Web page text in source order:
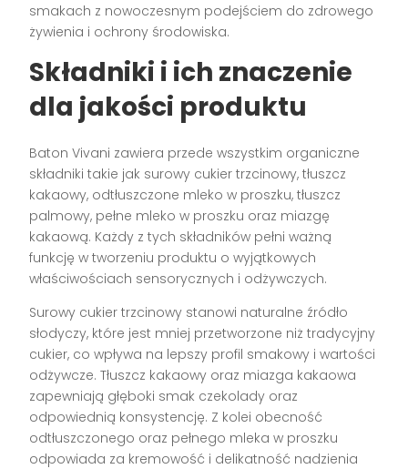
smakach z nowoczesnym podejściem do zdrowego
żywienia i ochrony środowiska.
Składniki i ich znaczenie
dla jakości produktu
Baton Vivani zawiera przede wszystkim organiczne
składniki takie jak surowy cukier trzcinowy, tłuszcz
kakaowy, odtłuszczone mleko w proszku, tłuszcz
palmowy, pełne mleko w proszku oraz miazgę
kakaową. Każdy z tych składników pełni ważną
funkcję w tworzeniu produktu o wyjątkowych
właściwościach sensorycznych i odżywczych.
Surowy cukier trzcinowy stanowi naturalne źródło
słodyczy, które jest mniej przetworzone niż tradycyjny
cukier, co wpływa na lepszy profil smakowy i wartości
odżywcze. Tłuszcz kakaowy oraz miazga kakaowa
zapewniają głęboki smak czekolady oraz
odpowiednią konsystencję. Z kolei obecność
odtłuszczonego oraz pełnego mleka w proszku
odpowiada za kremowość i delikatność nadzienia